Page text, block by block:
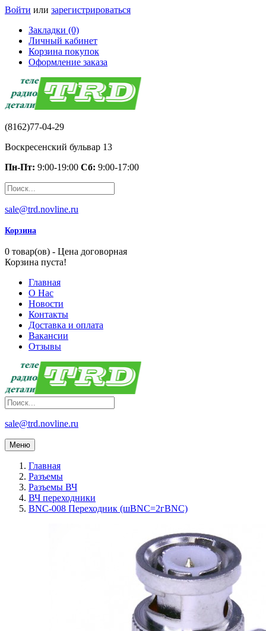
Войти или зарегистрироваться
Закладки (0)
Личный кабинет
Корзина покупок
Оформление заказа
(8162)77-04-29
Воскресенский бульвар 13
Пн-Пт: 9:00-19:00 Сб: 9:00-17:00
sale@trd.novline.ru
Корзина
0 товар(ов) - Цена договорная
Корзина пуста!
Главная
О Нас
Новости
Контакты
Доставка и оплата
Вакансии
Отзывы
sale@trd.novline.ru
Меню
Главная
Разъемы
Разъемы ВЧ
ВЧ переходники
BNC-008 Переходник (шBNC=2гBNC)